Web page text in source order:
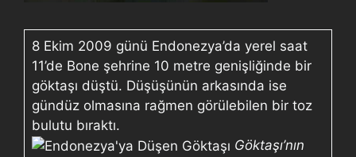
8 Ekim 2009 günü Endonezya’da yerel saat
11’de Bone şehrine 10 metre genişliğinde bir
göktaşı düştü. Düşüşünün arkasında ise
gündüz olmasına rağmen görülebilen bir toz
bulutu bıraktı.
Göktaşı’nın